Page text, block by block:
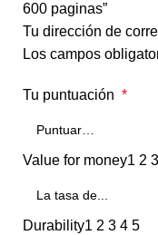
600 paginas”
Tu dirección de
Los campos
Tu puntuación *
Value for money1 2 3
Durability1 2 3 4 5